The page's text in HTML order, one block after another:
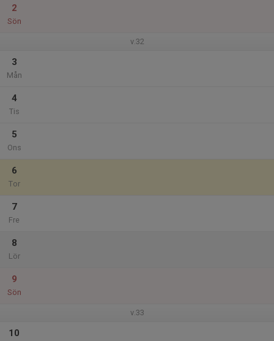
2
Sön
v.32
3
Mån
4
Tis
5
Ons
6
Tor
7
Fre
8
Lör
9
Sön
v.33
10